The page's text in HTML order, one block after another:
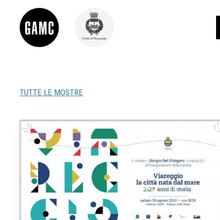
SHOP
LE COLLEZIONI
GLI AUTORI
LORENZO VIANI
MOSTRE
EVENTI
PALAZZO DELLE MUSE
TUTTE LE MOSTRE